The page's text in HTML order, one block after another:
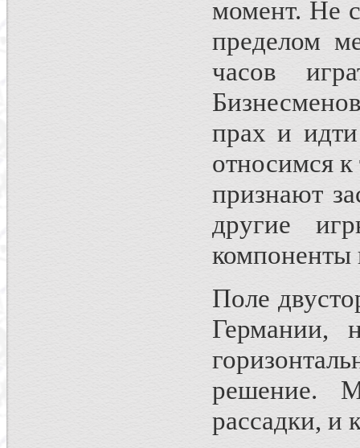
момент. Не
пределом
часов
прах и
относимся
признают
другие
компоненты
Поле
решение.
рассадки, и